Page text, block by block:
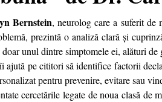
Bernstein, neurolog care a suferit
prezintă o analiză clară și
doar unul dintre simptomele ei, alături
ajută pe cititori să identifice factorii
pentru prevenire, evitare sau
cercetările legate de noua clasă